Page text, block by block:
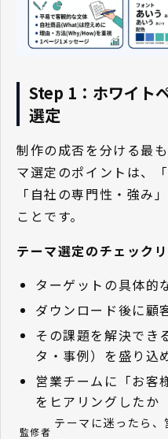
Step 1：ホワイト
選定
制作の成否を分ける最
マ選定のポイントは、
「自社の専門性・強み
ことです。
テーマ選定のチェックリ
ターゲットの具体的
ダウンロード後に顧
その課題を解決でき
タ・事例）を盛り込
営業チームに「お客
をヒアリングしたか
監修者
テーマに迷ったら